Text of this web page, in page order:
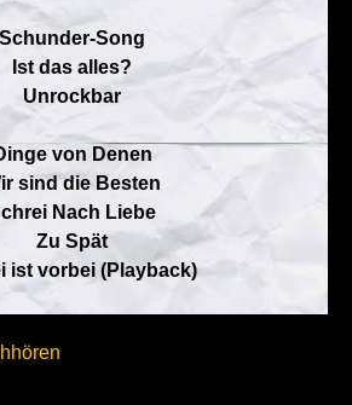
Schunder-Song
Ist das alles?
Unrockbar
von Denen
sind die Besten
Nach Liebe
Zu Spät
ist vorbei (Playback)